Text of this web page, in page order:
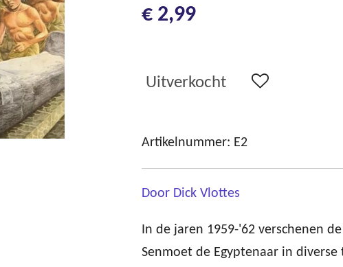
€ 2,99
Uitverkocht
Artikelnummer: E2
Door Dick Vlottes
In de jaren 1959-'62 verschenen
Senmoet de Egyptenaar in